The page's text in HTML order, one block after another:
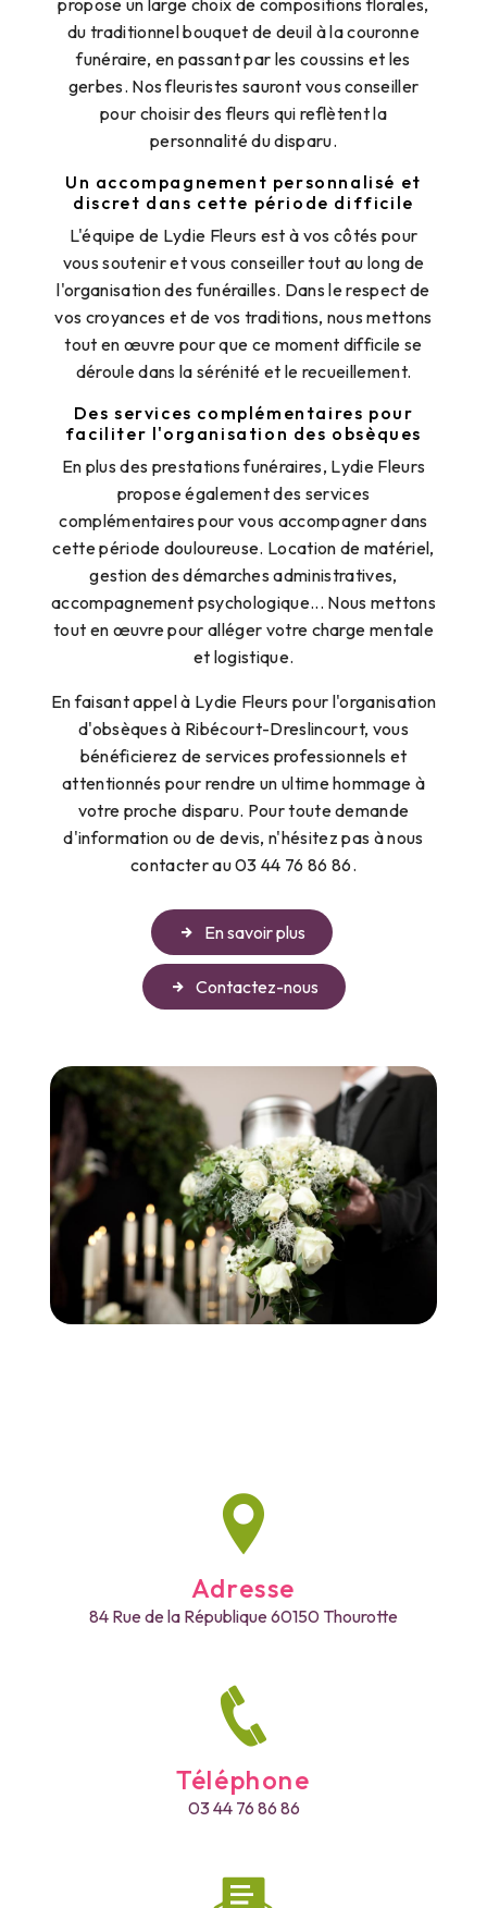
du traditionnel bouquet de deuil à la couronne
funéraire, en passant par les coussins et les
gerbes. Nos fleuristes sauront vous conseiller
pour choisir des fleurs qui reflètent la
personnalité du disparu.
Un accompagnement personnalisé et
discret dans cette période difficile
L'équipe de Lydie Fleurs est à vos côtés pour
vous soutenir et vous conseiller tout au long de
l'organisation des funérailles. Dans le respect de
vos croyances et de vos traditions, nous mettons
tout en œuvre pour que ce moment difficile se
déroule dans la sérénité et le recueillement.
Des services complémentaires pour
faciliter l'organisation des obsèques
En plus des prestations funéraires, Lydie Fleurs
propose également des services
complémentaires pour vous accompagner dans
cette période douloureuse. Location de matériel,
gestion des démarches administratives,
accompagnement psychologique... Nous mettons
tout en œuvre pour alléger votre charge mentale
et logistique.
En faisant appel à Lydie Fleurs pour l'organisation
d'obsèques à Ribécourt-Dreslincourt, vous
bénéficierez de services professionnels et
attentionnés pour rendre un ultime hommage à
votre proche disparu. Pour toute demande
d'information ou de devis, n'hésitez pas à nous
contacter au 03 44 76 86 86.
En savoir plus
Contactez-nous
Adresse
84 Rue de la République60150 Thourotte
Téléphone
03 44 76 86 86